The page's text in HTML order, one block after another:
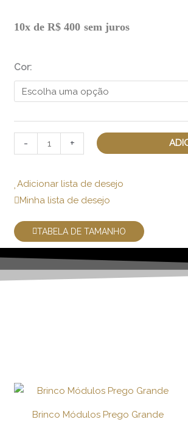
10x de R$ 400 sem juros
Cor:
-
Pendente
de
quantidade
+
Adicionar lista de desejo
Minha lista de desejo
TABELA DE TAMANHO
Brinco Módulos Prego Grande